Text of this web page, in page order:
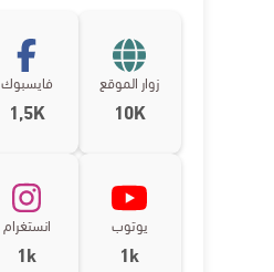
زوار الموقع
10K
فايسبوك
1,5K
يوتوب
1k
انستغرام
1k